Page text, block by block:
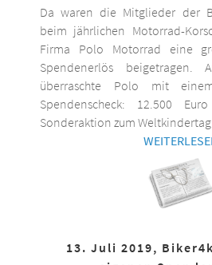
Da waren die Mitglieder der
beim jährlichen Motorrad-
Firma Polo Motorrad eine
Spendenerlös beigetragen.
überraschte Polo mit
Spendenscheck: 12.500
Sonderaktion zum
13. Juli 2019,